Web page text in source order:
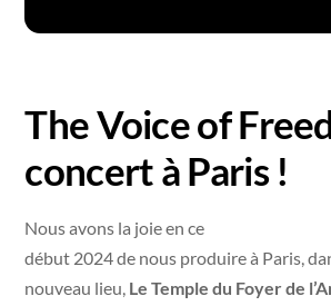
The Voice of
concert à Paris !
Nous avons la joie en ce
début 2024 de nous produire à Paris,
nouveau lieu, Le Temple du Foyer de